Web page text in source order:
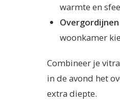
warmte en
Overgordijnen
woonkamer
Combineer je
in de avond het
extra diepte.